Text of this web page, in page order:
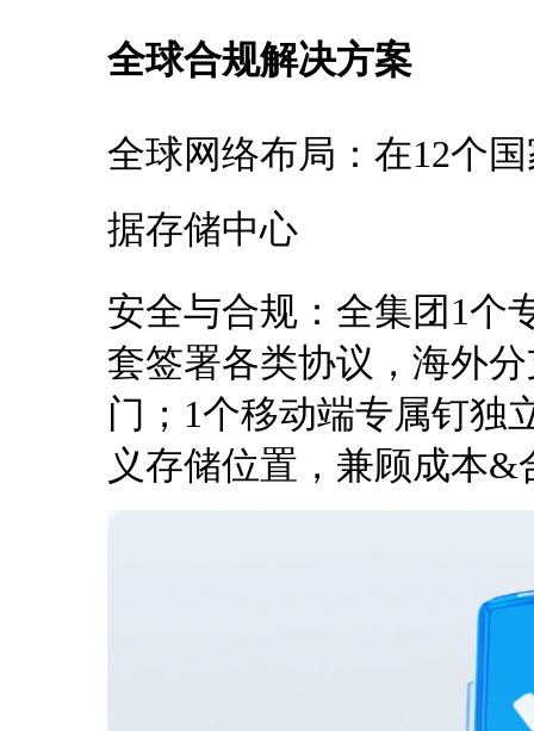
全球合规解决方案
全球网络布局：在12个
据存储中心
安全与合规：全集团1个
套签署各类协议，海外
门；1个移动端专属钉独
义存储位置，兼顾成本&